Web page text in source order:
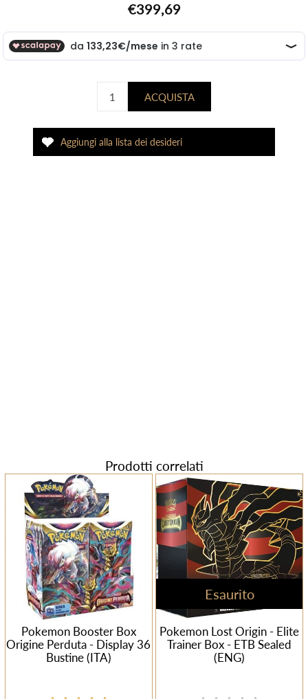
€399,69
Prodotti correlati
Pokemon Booster Box
Origine Perduta - Display 36
Bustine (ITA)
Esaurito
Pokemon Lost Origin - Elite
Trainer Box - ETB Sealed
(ENG)